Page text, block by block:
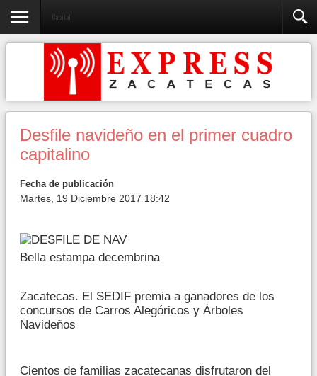
Capital
Desfile navideño en el primer cuadro
capitalino
Fecha de publicación
Martes, 19 Diciembre 2017 18:42
Bella estampa decembrina
Zacatecas. El SEDIF premia a ganadores de los
concursos de Carros Alegóricos y Árboles
Navideños
Cientos de familias zacatecanas disfrutaron del